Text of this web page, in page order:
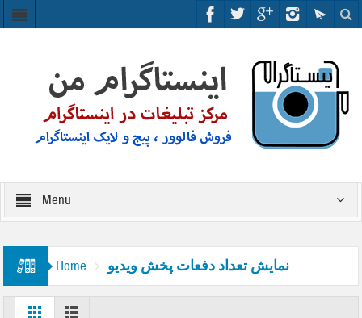
Menu
Home نمایش تعداد دفعات پخش ویدیو